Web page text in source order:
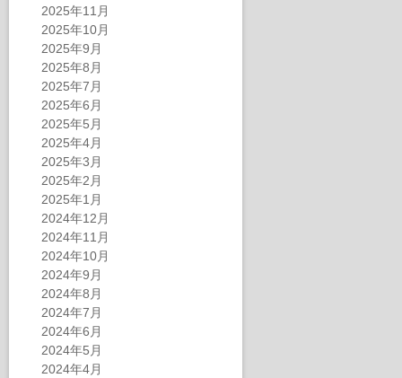
2025年11月
2025年10月
2025年9月
2025年8月
2025年7月
2025年6月
2025年5月
2025年4月
2025年3月
2025年2月
2025年1月
2024年12月
2024年11月
2024年10月
2024年9月
2024年8月
2024年7月
2024年6月
2024年5月
2024年4月